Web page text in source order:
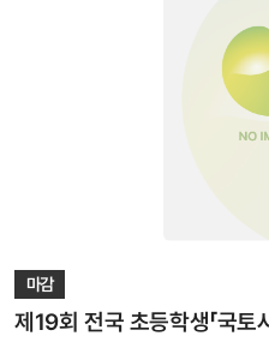
- 산문(생활문, 경험담, 기행문 등), 동시는 제외 ▶ 원고분량 - 200자 원고지 10장 내
조선일보사 구관 3층- 「국토사랑 글짓기대회 운영사무국
2016년 7월 18일(월)~9월 30일(금)*9월 30일 소인분까
및 부상(문화상품권 50만원) 금상 소년조선일보사장상(1명) 상장 및 부상(문화상품권
30만원) 은상 국토연구원장상(2명) 상장 및 부상(문화상품권 20만원) 동상
국토연구원장상(3명) 상장 및 부상(문화상품권 10만원) 단체상 대상 국토교통부장관상
(1개교) 상패 및 부상(문화상품권 100만원) 금상 국토연구원장상(1개교) 상패 및 부상
마감
제19회 전국 초등학생「국토